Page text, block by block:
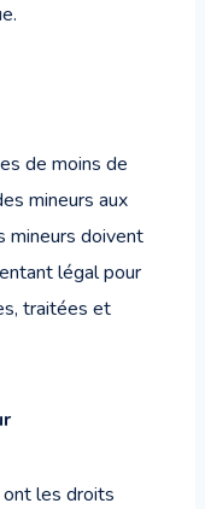
de moins de
mineurs aux
mineurs doivent
légal pour
traitées et
ont les droits